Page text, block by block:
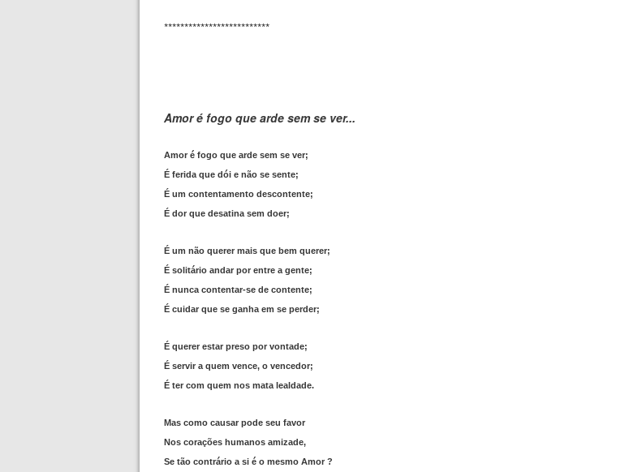
**************************
Amor é fogo que arde sem se ver...
Amor é fogo que arde sem se ver;
É ferida que dói e não se sente;
É um contentamento descontente;
É dor que desatina sem doer;
É um não querer mais que bem querer;
É solitário andar por entre a gente;
É nunca contentar-se de contente;
É cuidar que se ganha em se perder;
É querer estar preso por vontade;
É servir a quem vence, o vencedor;
É ter com quem nos mata lealdade.
Mas como causar pode seu favor
Nos corações humanos amizade,
Se tão contrário a si é o mesmo Amor ?